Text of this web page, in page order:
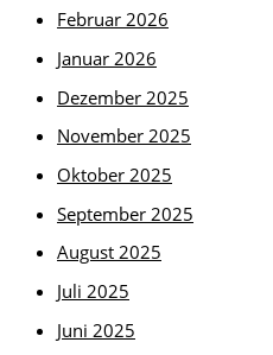
Februar 2026
Januar 2026
Dezember 2025
November 2025
Oktober 2025
September 2025
August 2025
Juli 2025
Juni 2025